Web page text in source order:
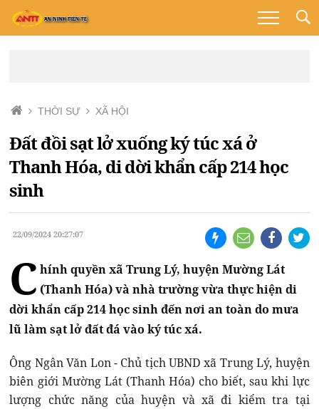
THỜI SỰ XÃ HỘI
Đất đồi sạt lở xuống ký túc xá ở
Thanh Hóa, di dời khẩn cấp 214 học
sinh
22/09/2024 20:27:07
C hính quyền xã Trung Lý, huyện Mường Lát
(Thanh Hóa) và nhà trường vừa thực hiện di
dời khẩn cấp 214 học sinh đến nơi an toàn do mưa
lũ làm sạt lở đất đá vào ký túc xá.
Ông Ngân Văn Lon - Chủ tịch UBND xã Trung Lý, huyện
biên giới Mường Lát (Thanh Hóa) cho biết, sau khi lực
lượng chức năng của huyện và xã đi kiểm tra tại